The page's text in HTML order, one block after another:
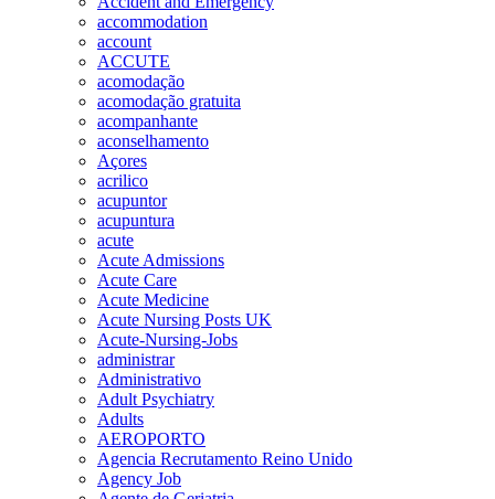
accommodation
account
ACCUTE
acomodação
acomodação gratuita
acompanhante
aconselhamento
Açores
acrilico
acupuntor
acupuntura
acute
Acute Admissions
Acute Care
Acute Medicine
Acute Nursing Posts UK
Acute-Nursing-Jobs
administrar
Administrativo
Adult Psychiatry
Adults
AEROPORTO
Agencia Recrutamento Reino Unido
Agency Job